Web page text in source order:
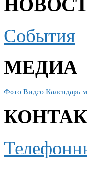
События
МЕДИА
Фото Видео Календарь